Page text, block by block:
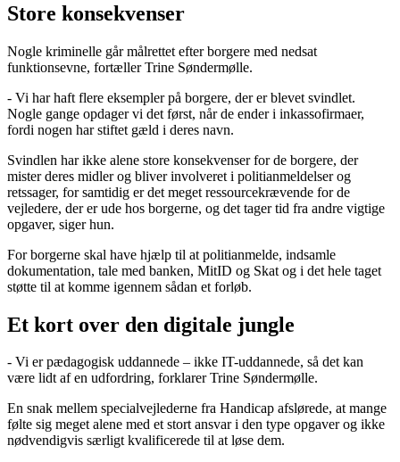
Store konsekvenser
Nogle kriminelle går målrettet efter borgere med nedsat
funktionsevne, fortæller Trine Søndermølle.
- Vi har haft flere eksempler på borgere, der er blevet svindlet.
Nogle gange opdager vi det først, når de ender i inkassofirmaer,
fordi nogen har stiftet gæld i deres navn.
Svindlen har ikke alene store konsekvenser for de borgere, der
mister deres midler og bliver involveret i politianmeldelser og
retssager, for samtidig er det meget ressourcekrævende for de
vejledere, der er ude hos borgerne, og det tager tid fra andre vigtige
opgaver, siger hun.
For borgerne skal have hjælp til at politianmelde, indsamle
dokumentation, tale med banken, MitID og Skat og i det hele taget
støtte til at komme igennem sådan et forløb.
Et kort over den digitale jungle
- Vi er pædagogisk uddannede – ikke IT-uddannede, så det kan
være lidt af en udfordring, forklarer Trine Søndermølle.
En snak mellem specialvejlederne fra Handicap afslørede, at mange
følte sig meget alene med et stort ansvar i den type opgaver og ikke
nødvendigvis særligt kvalificerede til at løse dem.